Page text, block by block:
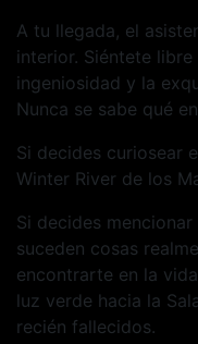
A tu llegada, el
interior. Siéntete
ingeniosidad y la
Nunca se sabe qué
Si decides curiosear
Winter River de los
Si decides
suceden cosas
encontrarte en la
luz verde hacia la
recién fallecidos.